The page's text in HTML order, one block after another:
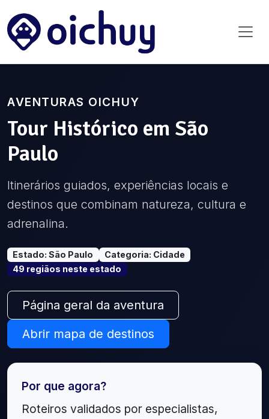
AVENTURAS OICHUY
Tour Histórico em São
Paulo
Itinerários guiados, experiências locais e
destinos que combinam natureza, cultura e
adrenalina.
Estado:São Paulo Categoria: Cidade
49 regiãos neste estado
Página geral da aventura
Abrir mapa de destinos
Por que agora?
Roteiros validados por especialistas,